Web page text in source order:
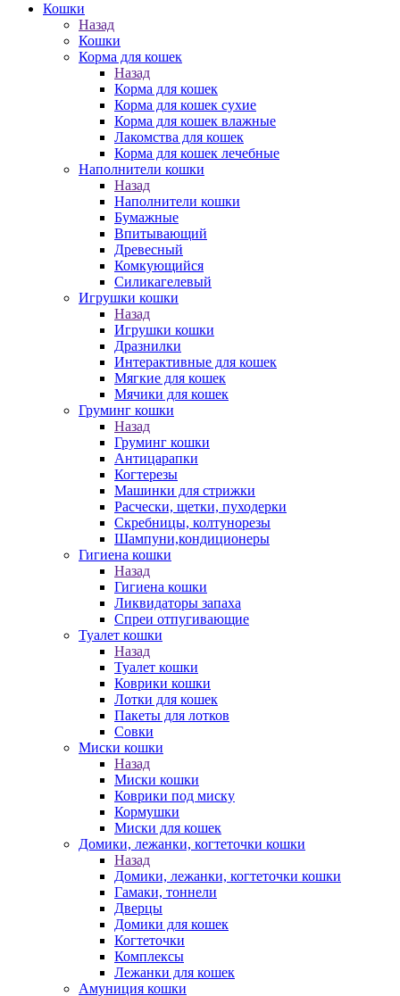
Кошки
Назад
Кошки
Корма для кошек
Назад
Корма для кошек
Корма для кошек сухие
Корма для кошек влажные
Лакомства для кошек
Корма для кошек лечебные
Наполнители кошки
Назад
Наполнители кошки
Бумажные
Впитывающий
Древесный
Комкующийся
Силикагелевый
Игрушки кошки
Назад
Игрушки кошки
Дразнилки
Интерактивные для кошек
Мягкие для кошек
Мячики для кошек
Груминг кошки
Назад
Груминг кошки
Антицарапки
Когтерезы
Машинки для стрижки
Расчески, щетки, пуходерки
Скребницы, колтунорезы
Шампуни,кондиционеры
Гигиена кошки
Назад
Гигиена кошки
Ликвидаторы запаха
Спреи отпугивающие
Туалет кошки
Назад
Туалет кошки
Коврики кошки
Лотки для кошек
Пакеты для лотков
Совки
Миски кошки
Назад
Миски кошки
Коврики под миску
Кормушки
Миски для кошек
Домики, лежанки, когтеточки кошки
Назад
Домики, лежанки, когтеточки кошки
Гамаки, тоннели
Дверцы
Домики для кошек
Когтеточки
Комплексы
Лежанки для кошек
Амуниция кошки